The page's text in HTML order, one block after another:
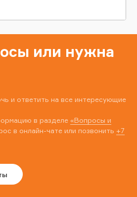
или нужна
и ответить на все интересующие
в разделе «Вопросы и
в онлайн-чате или позвонить +7